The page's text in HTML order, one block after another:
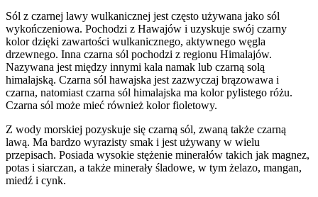
Sól z czarnej lawy wulkanicznej jest często używana jako sól
wykończeniowa. Pochodzi z Hawajów i uzyskuje swój czarny
kolor dzięki zawartości wulkanicznego, aktywnego węgla
drzewnego. Inna czarna sól pochodzi z regionu Himalajów.
Nazywana jest między innymi kala namak lub czarną solą
himalajską. Czarna sól hawajska jest zazwyczaj brązowawa i
czarna, natomiast czarna sól himalajska ma kolor pylistego różu.
Czarna sól może mieć również kolor fioletowy.
Z wody morskiej pozyskuje się czarną sól, zwaną także czarną
lawą. Ma bardzo wyrazisty smak i jest używany w wielu
przepisach. Posiada wysokie stężenie minerałów takich jak magnez,
potas i siarczan, a także minerały śladowe, w tym żelazo, mangan,
miedź i cynk.